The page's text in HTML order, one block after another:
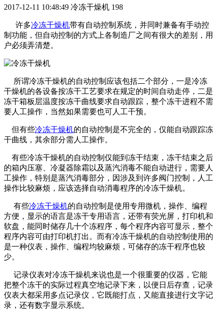
2017-12-11 10:48:49 冷冻干燥机 198
许多冷冻干燥机带有自动控制系统，并同时兼备有手动控
制功能，但自动控制的方式上各制造厂之间有很大的差别，用
户必须弄清楚。
所谓冷冻干燥机的自动控制应该包括二个部分，一是冷冻
干燥机的各设备按冻干工艺要求在规定的时间自动走停，二是
冻干箱板层温度按冻干曲线要求自动跟踪，整个冻干进程不需
要人工操作，当然如果需要也可人工干预。
但有些冷冻干燥机的自动控制是不完全的，仅能自动跟踪冻
干曲线，其余部分需人工操作。
有些冷冻干燥机的自动控制仅能到冻干结束，冻干结束之后
的箱内压塞、冷凝器除霜以及蒸汽消毒不能自动进行，需要人
工操作，特别是蒸汽消毒部分，因涉及到许多阀门控制，人工
操作比较麻烦，应该选择自动消毒程序的冷冻干燥机。
有些冷冻干燥机的自动控制是使用专用微机，操作、编程
方便，显示的语言是冻干专用语言，还带有荧光屏，打印机和
软盘，能同时储存几十个冻程序，每个程序内容可显示，整个
程序内容可由打印机打出。而有冷冻干燥机的自动控制使用的
是一种仪表，操作、编程均较麻烦，可储存的冻干程序也较
少。
记录仪表对冷冻干燥机来说也是一个很重要的仪器，它能
把整个冻干的实际过程真空地记录下来，以便日后存查，记录
仪表大都采用多点记录仪，它既能打点，又能直接进行文字记
录，还有数字显示系统。